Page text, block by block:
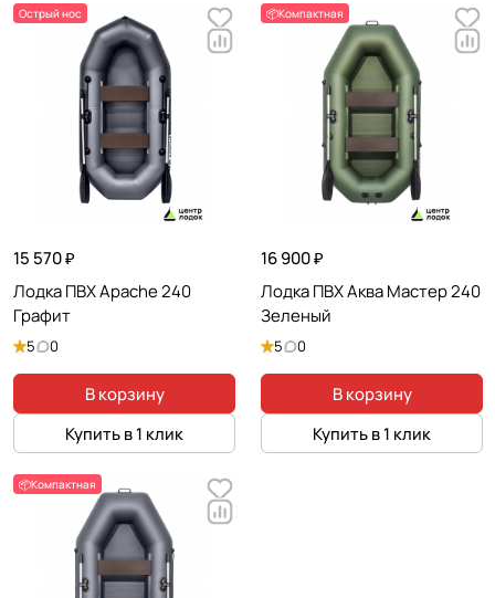
Острый нос
15 570 ₽
Лодка ПВХ Apache 240
Графит
5 0
В корзину
Купить в 1 клик
📦Компактная
16 900 ₽
Лодка ПВХ Аква Мастер 240
Зеленый
5 0
В корзину
Купить в 1 клик
📦Компактная